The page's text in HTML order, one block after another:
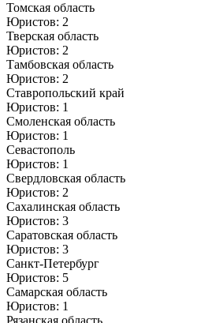
Томская область
Юристов: 2
Тверская область
Юристов: 2
Тамбовская область
Юристов: 2
Ставропольский край
Юристов: 1
Смоленская область
Юристов: 1
Севастополь
Юристов: 1
Свердловская область
Юристов: 2
Сахалинская область
Юристов: 3
Саратовская область
Юристов: 3
Санкт-Петербург
Юристов: 5
Самарская область
Юристов: 1
Рязанская область